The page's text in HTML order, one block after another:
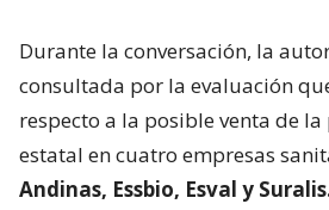
Durante la conversación, la
consultada por la evaluación
respecto a la posible venta de
estatal en cuatro empresas
Andinas, Essbio, Esval y